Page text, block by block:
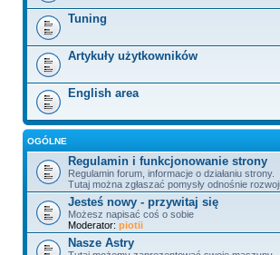
Tuning
Artykuły użytkowników
English area
OGÓLNE
Regulamin i funkcjonowanie strony
Regulamin forum, informacje o działaniu strony.
Tutaj można zgłaszać pomysły odnośnie
Jesteś nowy - przywitaj się
Możesz napisać coś o sobie
Moderator: piotii
Nasze Astry